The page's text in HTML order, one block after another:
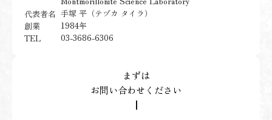
代表者名 手塚 平（テヅカ タイラ）
創業
1984年
TEL
03-3686-6306
まずは
お問い合わせください
┃